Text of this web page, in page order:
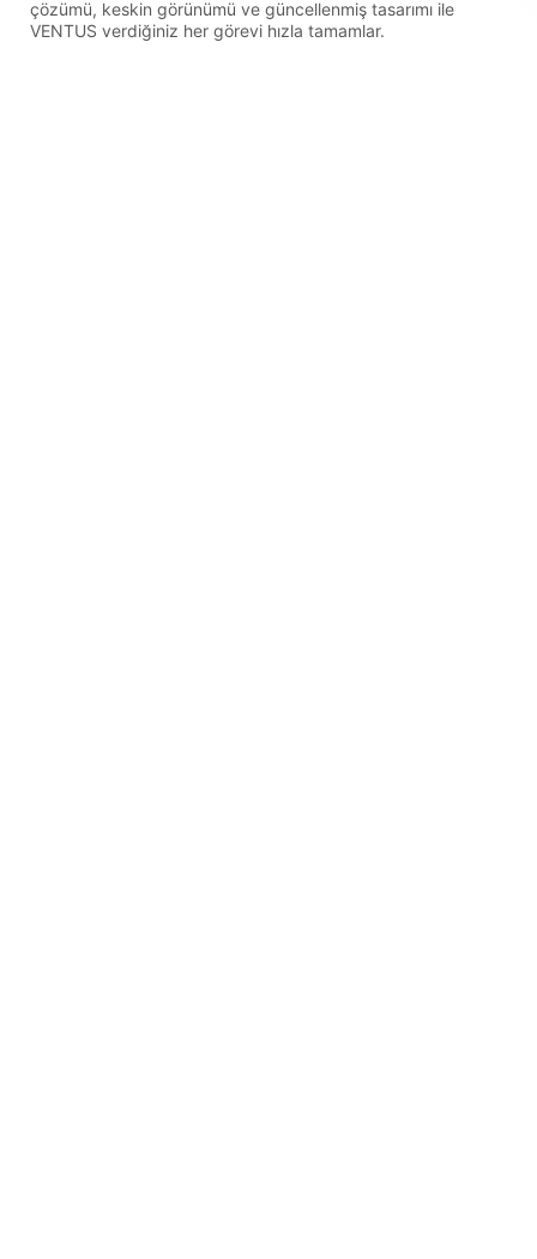
çözümü, keskin görünümü ve güncellenmiş tasarımı ile
VENTUS verdiğiniz her görevi hızla tamamlar.